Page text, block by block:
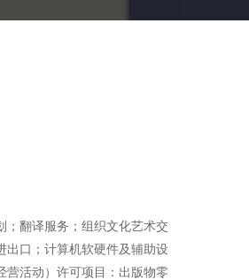
；翻译服务；组织文化艺术交
出口；计算机软硬件及辅助设
营活动）许可项目：出版物零